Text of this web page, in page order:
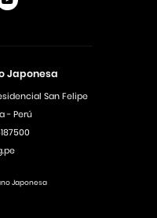
Japonesa
San Felipe
- Perú
Japonesa